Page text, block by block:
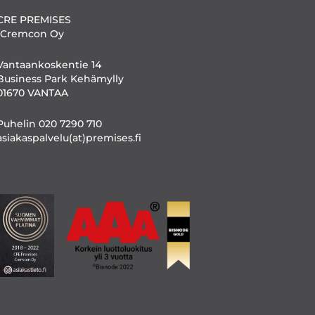
PREMISES
Oy
14
Park Kehämylly
VANTAA
020 7290 710